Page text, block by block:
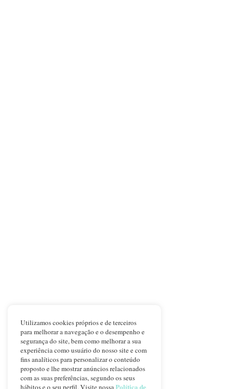
Utilizamos cookies próprios e de terceiros
para melhorar a navegação e o desempenho e
segurança do site, bem como melhorar a sua
experiência como usuário do nosso site e com
fins analíticos para personalizar o conteúdo
proposto e lhe mostrar anúncios relacionados
com as suas preferências, segundo os seus
hábitos e o seu perfil. Visite nossa Política de